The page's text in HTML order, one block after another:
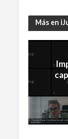
Más en